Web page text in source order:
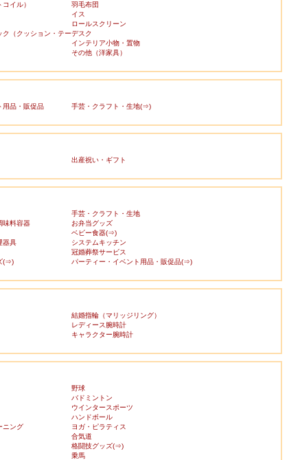
イル）
羽毛布団
イス
ロールスクリーン
ク（クッション・テーデスク
インテリア小物・置物
その他（洋家具）
用品・販促品
手芸・クラフト・生地(⇒)
出産祝い・ギフト
手芸・クラフト・生地
味料容器
お弁当グッズ
ベビー食器(⇒)
器具
システムキッチン
冠婚葬祭サービス
(⇒)
パーティー・イベント用品・販促品(⇒)
結婚指輪（マリッジリング）
レディース腕時計
キャラクター腕時計
野球
バドミントン
ウインタースポーツ
ハンドボール
ニング
ヨガ・ピラティス
合気道
格闘技グッズ(⇒)
乗馬